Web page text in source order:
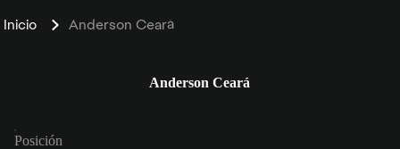
Inicio Anderson Ceará
Anderson Ceará
Posición